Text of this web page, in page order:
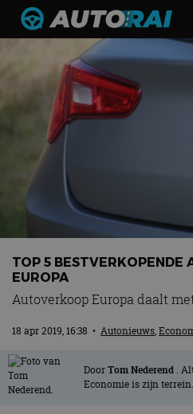
Autonieuws
Podcast
Autotests
Automerken
Adverteren
Contact
MotorRAI.nl
TOP 5 BESTVERKOPENDE
EUROPA
Autoverkoop Europa daalt
18 apr 2019, 16:38 • Autonieuws,
DoorTom Nederend .
Economie is zijn terrein.